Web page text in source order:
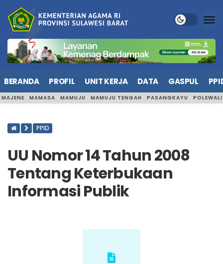
BERANDA PROFIL UNIT KERJA DATA GASPUL
MAJENE MAMASA MAMUJU MAMUJU TENGAH PASANGKAYU
PPID
UU Nomor 14 Tahun 2008
Tentang Keterbukaan
Informasi Publik